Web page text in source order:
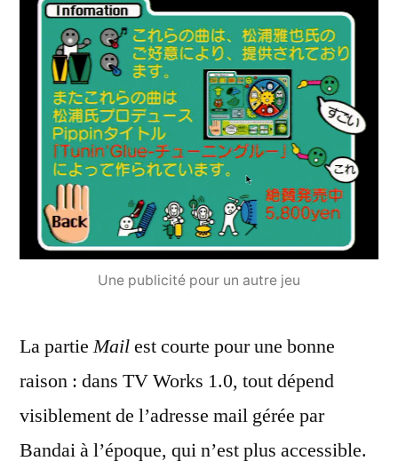
Une publicité pour un autre jeu
La partieMailest courte pour une bonne
raison : dans TV Works 1.0, tout dépend
visiblement de l’adresse mail gérée par
Bandai à l’époque, qui n’est plus accessible.